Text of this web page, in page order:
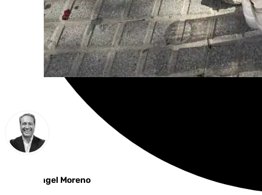
Miguel Ángel Moreno